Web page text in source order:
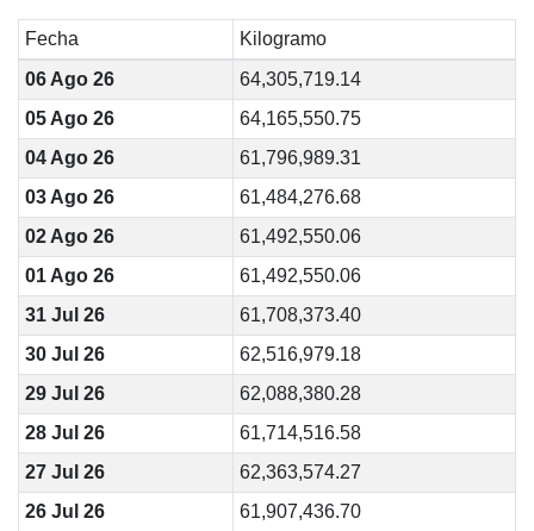
Fecha
Kilogramo
06 Ago 26
64,305,719.14
05 Ago 26
64,165,550.75
04 Ago 26
61,796,989.31
03 Ago 26
61,484,276.68
02 Ago 26
61,492,550.06
01 Ago 26
61,492,550.06
31 Jul 26
61,708,373.40
30 Jul 26
62,516,979.18
29 Jul 26
62,088,380.28
28 Jul 26
61,714,516.58
27 Jul 26
62,363,574.27
26 Jul 26
61,907,436.70